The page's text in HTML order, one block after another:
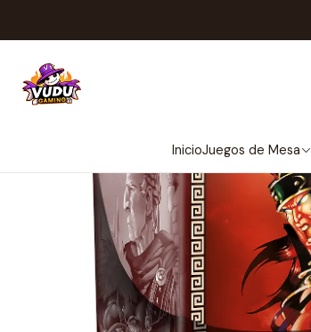
InicioJuegos de Mesa